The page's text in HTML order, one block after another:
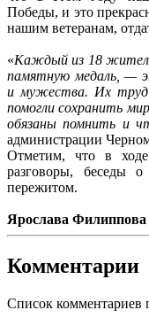
Победы, и это
нашим ветеранам,
«Каждый из 18
памятную медаль, —
и мужества. Их труд
помогли сохранить
обязаны помнить и
администрации
Отметим, что в ходе
разговоры, беседы
пережитом.
Ярослава Филиппова
Комментарии
Список комментариев